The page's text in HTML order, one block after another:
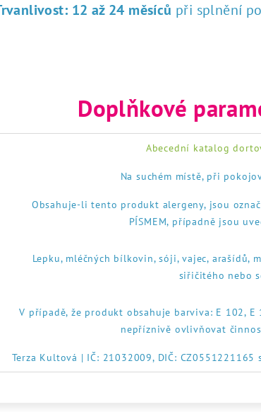
12 až 24 měsíců při splnění
Doplňkové
Abecední katalog
Na suchém místě, při
Obsahuje-li tento produkt alergeny, jsou
PÍSMEM, případně jsou
Lepku, mléčných bílkovin, sóji, vajec, arašídů,
siřičitého nebo
V případě, že produkt obsahuje barviva: E 102, E
nepříznivě ovlivňovat
Terza Kultová | IČ: 21032009, DIČ: